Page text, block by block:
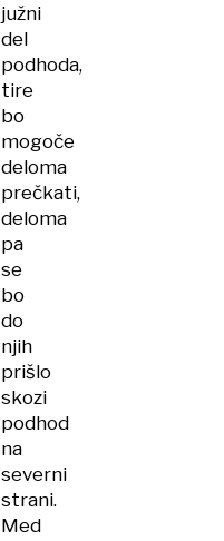
južni
del
podhoda,
tire
bo
mogoče
deloma
prečkati,
deloma
pa
se
bo
do
njih
prišlo
skozi
podhod
na
severni
strani.
Med